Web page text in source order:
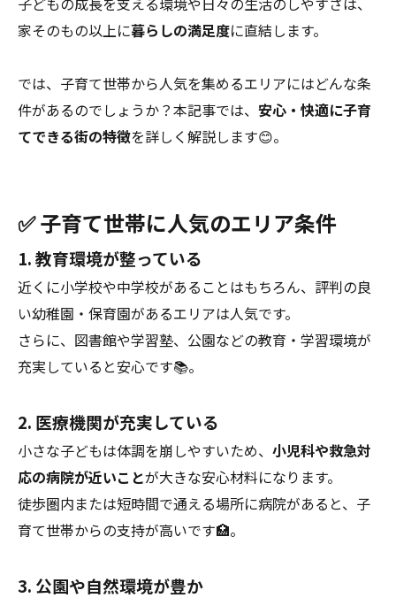
家そのもの以上に暮らしの満足度に直結します。
では、子育て世帯から人気を集めるエリアにはどんな条
件があるのでしょうか？本記事では、 安心・快適に子育
てできる街の特徴を詳しく解説します😊。
✅ 子育て世帯に人気のエリア条件
1. 教育環境が整っている
近くに小学校や中学校があることはもちろん、評判の良
い幼稚園・保育園があるエリアは人気です。
さらに、図書館や学習塾、公園などの教育・学習環境が
充実していると安心です📚。
2. 医療機関が充実している
小さな子どもは体調を崩しやすいため、 小児科や救急対
応の病院が近いことが大きな安心材料になります。
徒歩圏内または短時間で通える場所に病院があると、子
育て世帯からの支持が高いです🏥。
3. 公園や自然環境が豊か